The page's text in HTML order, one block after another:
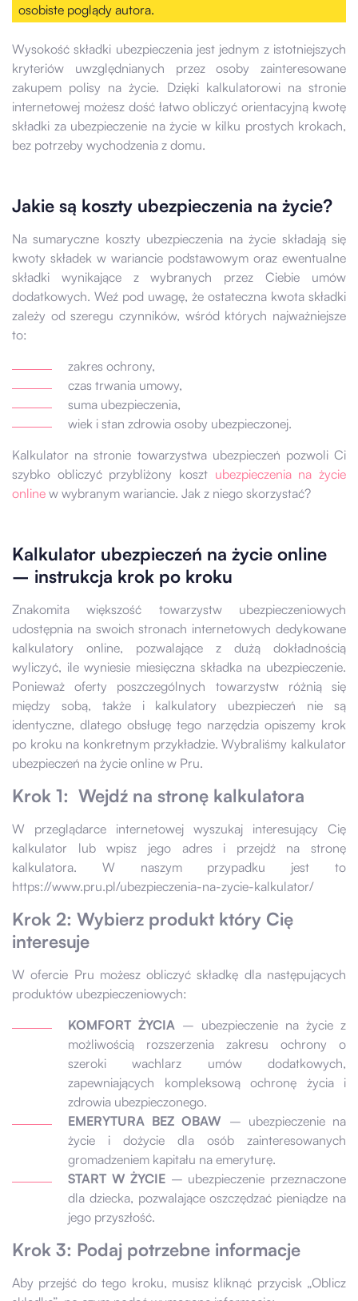
osobiste poglądy autora.
Wysokość składki ubezpieczenia jest jednym z istotniejszych
kryteriów uwzględnianych przez osoby zainteresowane
zakupem polisy na życie. Dzięki kalkulatorowi na stronie
internetowej możesz dość łatwo obliczyć orientacyjną kwotę
składki za ubezpieczenie na życie w kilku prostych krokach,
bez potrzeby wychodzenia z domu.
Jakie są koszty ubezpieczenia na życie?
Na sumaryczne koszty ubezpieczenia na życie składają się
kwoty składek w wariancie podstawowym oraz ewentualne
składki wynikające z wybranych przez Ciebie umów
dodatkowych. Weź pod uwagę, że ostateczna kwota składki
zależy od szeregu czynników, wśród których najważniejsze
to:
zakres ochrony,
czas trwania umowy,
suma ubezpieczenia,
wiek i stan zdrowia osoby ubezpieczonej.
Kalkulator na stronie towarzystwa ubezpieczeń pozwoli Ci
szybko obliczyć przybliżony koszt ubezpieczenia na życie
online w wybranym wariancie. Jak z niego skorzystać?
Kalkulator ubezpieczeń na życie online
– instrukcja krok po kroku
Znakomita większość towarzystw ubezpieczeniowych
udostępnia na swoich stronach internetowych dedykowane
kalkulatory online, pozwalające z dużą dokładnością
wyliczyć, ile wyniesie miesięczna składka na ubezpieczenie.
Ponieważ oferty poszczególnych towarzystw różnią się
między sobą, także i kalkulatory ubezpieczeń nie są
identyczne, dlatego obsługę tego narzędzia opiszemy krok
po kroku na konkretnym przykładzie. Wybraliśmy kalkulator
ubezpieczeń na życie online w Pru.
Krok 1: Wejdź na stronę kalkulatora
W przeglądarce internetowej wyszukaj interesujący Cię
kalkulator lub wpisz jego adres i przejdź na stronę
kalkulatora. W naszym przypadku jest to
https://www.pru.pl/ubezpieczenia-na-zycie-kalkulator/
Krok 2: Wybierz produkt który Cię
interesuje
W ofercie Pru możesz obliczyć składkę dla następujących
produktów ubezpieczeniowych:
KOMFORT ŻYCIA – ubezpieczenie na życie z
możliwością rozszerzenia zakresu ochrony o
szeroki wachlarz umów dodatkowych,
zapewniających kompleksową ochronę życia i
zdrowia ubezpieczonego.
EMERYTURA BEZ OBAW – ubezpieczenie na
życie i dożycie dla osób zainteresowanych
gromadzeniem kapitału na emeryturę.
START W ŻYCIE – ubezpieczenie przeznaczone
dla dziecka, pozwalające oszczędzać pieniądze na
jego przyszłość.
Krok 3: Podaj potrzebne informacje
Aby przejść do tego kroku, musisz kliknąć przycisk „Oblicz